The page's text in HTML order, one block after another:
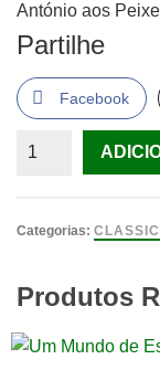
António aos
Partilhe
Facebook
Quantidade
Padre
Categorias:
Produtos